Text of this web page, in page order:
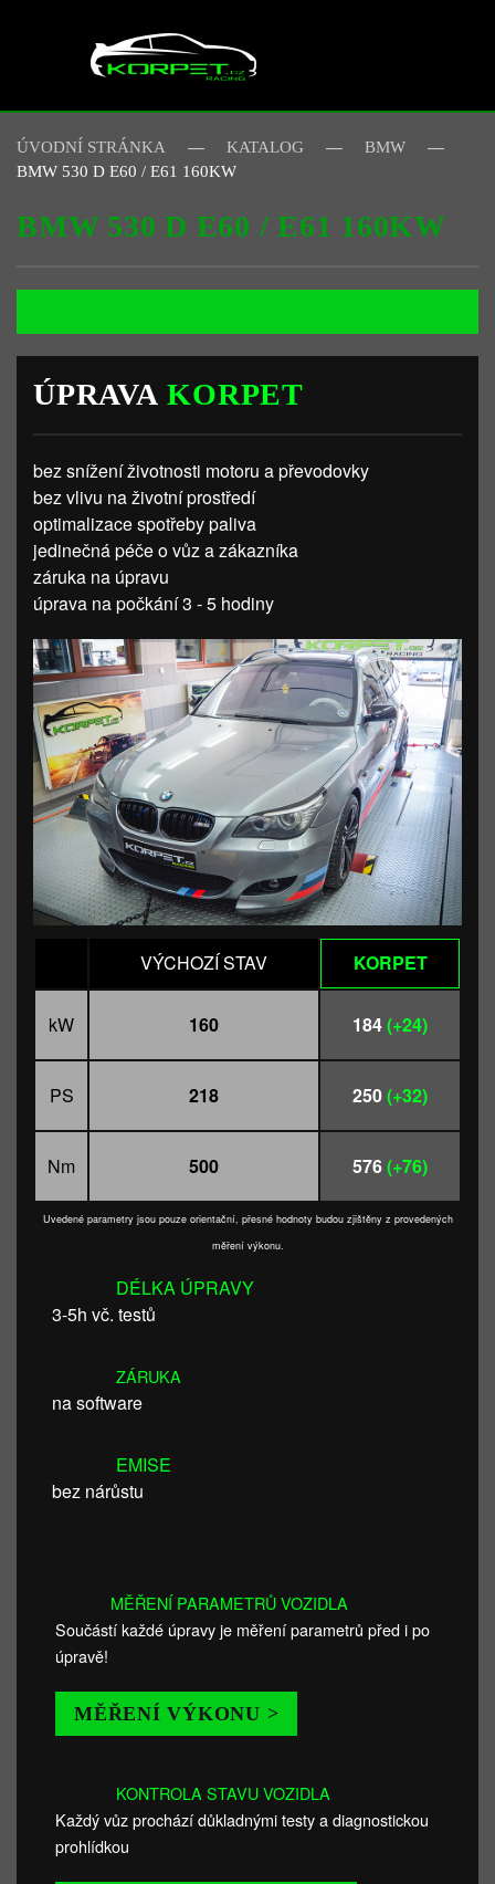
Skip to main content
ÚVODNÍ STRÁNKA KATALOG
BMW
BMW 530 D E60 / E61 160KW
BMW 530 D E60 / E61 160KW
ÚPRAVAKORPET
bez snížení životnosti motoru a převodovky
bez vlivu na životní prostředí
optimalizace spotřeby paliva
jedinečná péče o vůz a zákazníka
záruka na úpravu
úprava na počkání 3 - 5 hodiny
VÝCHOZÍ STAV KORPET
kW 160 184(+24)
PS 218 250(+32)
Nm 500 576(+76)
Uvedené parametry jsou pouze orientační, přesné hodnoty budou zjištěny z provedených
měření výkonu.
DÉLKA ÚPRAVY
3-5h vč. testů
ZÁRUKA
na software
EMISE
bez nárůstu
MĚŘENÍ PARAMETRŮ VOZIDLA
Součástí každé úpravy je měření parametrů před i po
úpravě!
MĚŘENÍ VÝKONU >
KONTROLA STAVU VOZIDLA
Každý vůz prochází důkladnými testy a diagnostickou
prohlídkou